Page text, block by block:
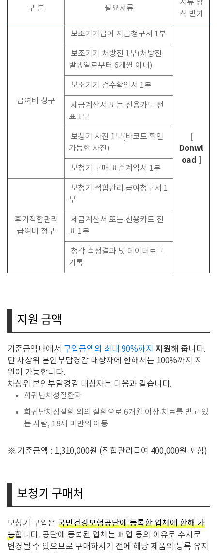
구 분 필요서류
서류 양
식 받기
급여비 청구
보조기기급여 지급청구서 1부
[
Donwl
oad ]
보조기기 처방전 1부(처방전
발행일로부터 6개월 이내)
보조기기 검수확인서 1부
세금계산서 또는 신용카드 전
표 1부
보청기 사진 1부(바코드 확인
가능한 사진)
보청기 구매 표준계약서 1부
후기적합관리
급여비 청구
보청기 적합관리 급여청구서 1
부
세금계산서 또는 신용카드 전
표 1부
청각 측정결과 및 데이터로그
기록
지원 금액
기준금액내에서 구입금액의 최대 90%까지 지원해 줍니다.
단 차상위 본인부담경감 대상자에 한해서는 100%까지 지
원이 가능합니다.
차상위 본인부담경감 대상자는 다음과 같습니다.
희귀난치성질환자
희귀난치성질환 외의 질환으로 6개월 이상 치료를 받고 있
는 사람, 18세 미만의 아동
※ 기준금액 : 1,310,000원 (적합관리급여 400,000원 포함)
보청기 구매처
보청기 구입은 국민건강보험공단에 등록한 업체에 한해 가
능합니다. 공단에 등록된 업체는 폐업 등의 이유로 수시로
변경될 수 있으므로 구매하시기 전에 해당 제품의 등록 유지